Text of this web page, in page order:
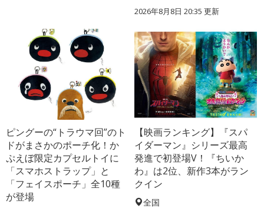
2026年8月8日 20:35 更新
ピングーの“トラウマ回”のト
ドがまさかのポーチ化！か
ぷえぼ限定カプセルトイに
「スマホストラップ」と
「フェイスポーチ」全10種
が登場
【映画ランキング】『スパ
イダーマン』シリーズ最高
発進で初登場V！『ちいか
わ』は2位、新作3本がラン
クイン
全国